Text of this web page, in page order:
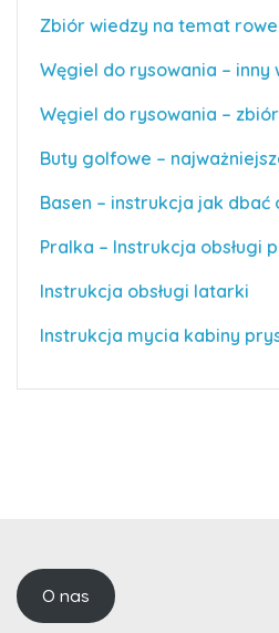
Zbiór wiedzy na temat
Węgiel do rysowania – inny
Węgiel do rysowania –
Buty golfowe –
Basen – instrukcja jak dbać
Pralka – Instrukcja obsługi
Instrukcja obsługi latarki
Instrukcja mycia kabiny
O nas